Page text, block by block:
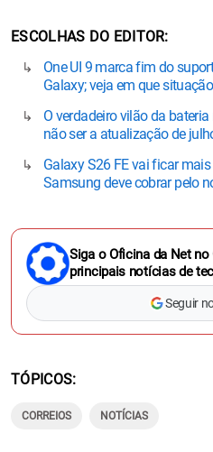
ESCOLHAS DO EDITOR
One UI 9 marca fim do
Galaxy; veja em que
O verdadeiro vilão da
não ser a atualização de
Galaxy S26 FE vai ficar
Samsung deve cobrar pelo
Siga o Oficina da Net
principais notícias de
Seguir
TÓPICOS
CORREIOS NOTÍCIAS